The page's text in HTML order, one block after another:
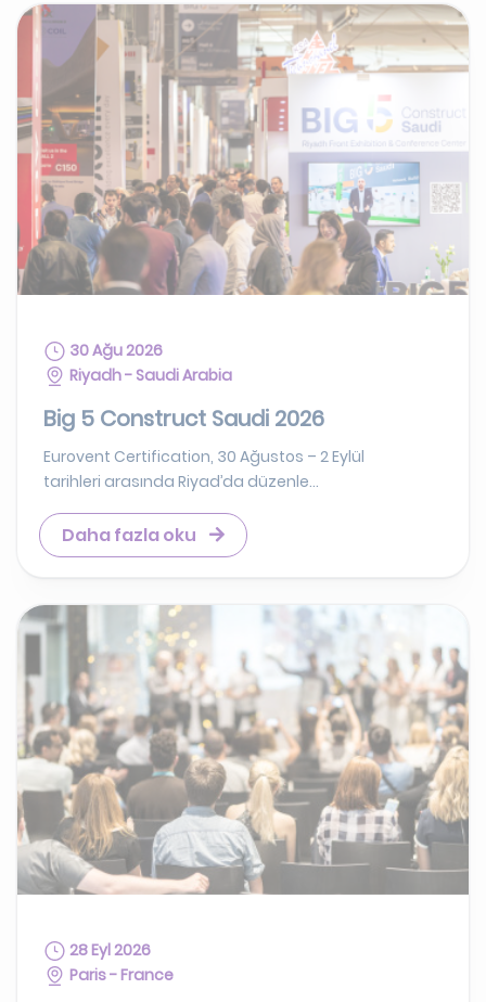
30 Ağu 2026
Riyadh - Saudi Arabia
Big 5 Construct Saudi 2026
Eurovent Certification, 30 Ağustos – 2 Eylül
tarihleri arasında Riyad’da düzenle...
Daha fazla oku
28 Eyl 2026
Paris - France